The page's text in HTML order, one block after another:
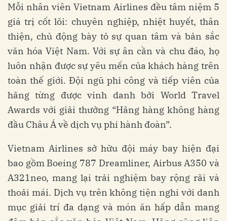
Mỗi nhân viên Vietnam Airlines đều tâm niệm 5
giá trị cốt lõi: chuyên nghiệp, nhiệt huyết, thân
thiện, chủ động bày tỏ sự quan tâm và bản sắc
văn hóa Việt Nam. Với sự ân cần và chu đáo, họ
luôn nhận được sự yêu mến của khách hàng trên
toàn thế giới. Đội ngũ phi công và tiếp viên của
hãng từng được vinh danh bởi World Travel
Awards với giải thưởng “Hãng hàng không hàng
đầu Châu Á về dịch vụ phi hành đoàn”.
Vietnam Airlines sở hữu đội máy bay hiện đại
bao gồm Boeing 787 Dreamliner, Airbus A350 và
A321neo, mang lại trải nghiệm bay rộng rãi và
thoải mái. Dịch vụ trên không tiện nghi với danh
mục giải trí đa dạng và món ăn hấp dẫn mang